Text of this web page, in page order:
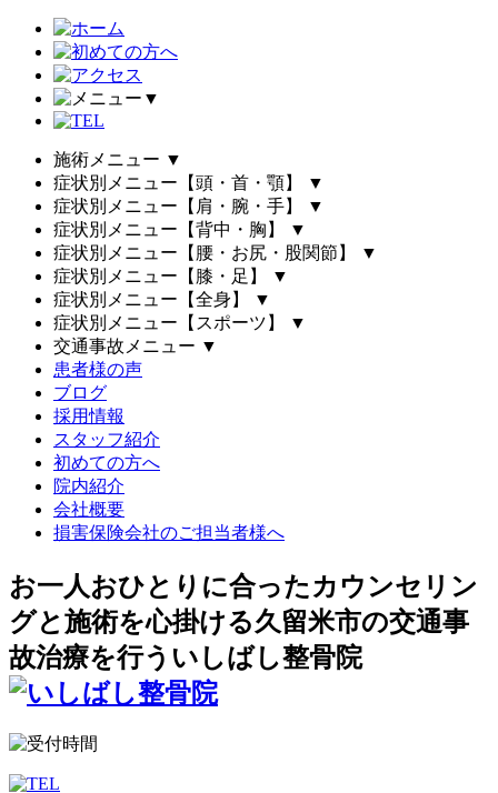
▼
施術メニュー ▼
症状別メニュー【頭・首・顎】
▼
症状別メニュー【肩・腕・手】
▼
症状別メニュー【背中・胸】
▼
症状別メニュー【腰・お尻・股関節】
▼
症状別メニュー【膝・足】
▼
症状別メニュー【全身】
▼
症状別メニュー【スポーツ】
▼
交通事故メニュー ▼
患者様の声
ブログ
採用情報
スタッフ紹介
初めての方へ
院内紹介
会社概要
損害保険会社のご担当者様へ
お一人おひとりに合ったカウンセリン
グと施術を心掛ける久留米市の交通事
故治療を行ういしばし整骨院